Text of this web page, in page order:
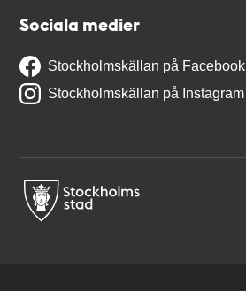
Sociala medier
Stockholmskällan på Facebook
Stockholmskällan på Instagram